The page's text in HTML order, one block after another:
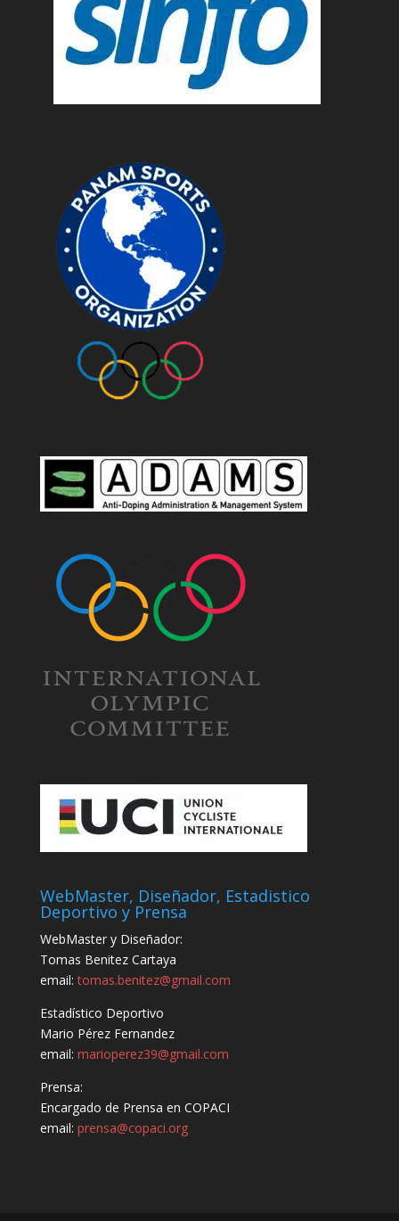
WebMaster, Diseñador, Estadistico
Deportivo y Prensa
WebMaster y Diseñador:
Tomas Benitez Cartaya
email:tomas.benitez@gmail.com
Estadístico Deportivo
Mario Pérez Fernandez
email: marioperez39@gmail.com
Prensa:
Encargado de Prensa en COPACI
email: prensa@copaci.org